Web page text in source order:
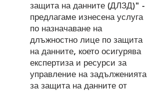
защита на данните (ДЛЗД)" -
предлагаме изнесена услуга
по назначаване на
длъжностно лице по защита
на данните, което осигурява
експертиза и ресурси за
управление на задълженията
за защита на данните от